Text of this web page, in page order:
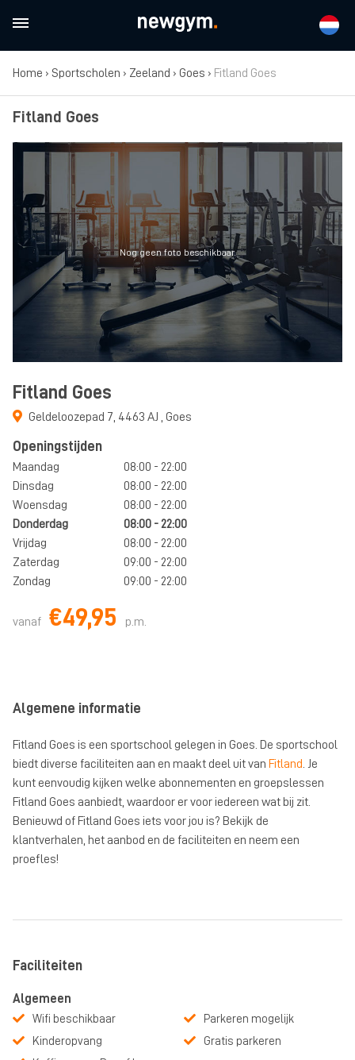
Home › Sportscholen › Zeeland › Goes › Fitland Goes
Fitland Goes
Nog geen foto beschikbaar.
Fitland Goes
Geldeloozepad 7, 4463 AJ , Goes
Openingstijden
Maandag
08:00 - 22:00
Dinsdag
08:00 - 22:00
Woensdag
08:00 - 22:00
Donderdag
08:00 - 22:00
Vrijdag
08:00 - 22:00
Zaterdag
09:00 - 22:00
Zondag
09:00 - 22:00
vanaf €49,95 p.m.
Algemene informatie
Fitland Goes is een sportschool gelegen in Goes. De sportschool
biedt diverse faciliteiten aan en maakt deel uit van Fitland. Je
kunt eenvoudig kijken welke abonnementen en groepslessen
Fitland Goes aanbiedt, waardoor er voor iedereen wat bij zit.
Benieuwd of Fitland Goes iets voor jou is? Bekijk de
klantverhalen, het aanbod en de faciliteiten en neem een
proefles!
Faciliteiten
Algemeen
Wifi beschikbaar
Kinderopvang
Parkeren mogelijk
Gratis parkeren